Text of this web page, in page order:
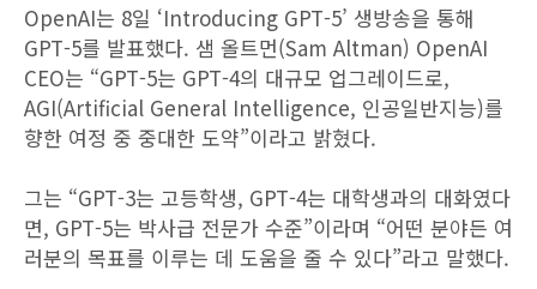
OpenAI는 8일 ‘Introducing GPT-5’ 생방송을 통해
GPT-5를 발표했다. 샘 올트먼(Sam Altman) OpenAI
CEO는 “GPT-5는 GPT-4의 대규모 업그레이드로,
AGI(Artificial General Intelligence, 인공일반지능)를
향한 여정 중 중대한 도약”이라고 밝혔다.
그는 “GPT-3는 고등학생, GPT-4는 대학생과의 대화였다
면, GPT-5는 박사급 전문가 수준”이라며 “어떤 분야든 여
러분의 목표를 이루는 데 도움을 줄 수 있다”라고 말했다.